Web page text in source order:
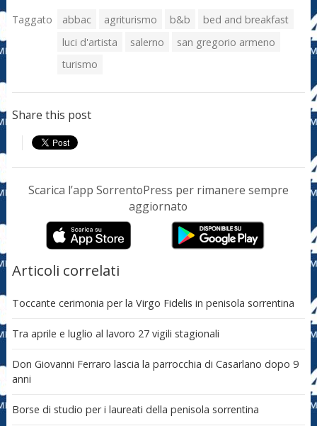
Taggato abbac agriturismo b&b
bed and breakfast
luci d'artista
salerno
san gregorio armeno
turismo
Share this post
Scarica l’app SorrentoPress per rimanere sempre
aggiornato
Articoli correlati
Toccante cerimonia per la Virgo Fidelis in penisola sorrentina
Tra aprile e luglio al lavoro 27 vigili stagionali
Don Giovanni Ferraro lascia la parrocchia di Casarlano dopo 9
anni
Borse di studio per i laureati della penisola sorrentina